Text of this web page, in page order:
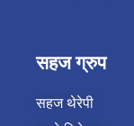
सहज ग्रुप
सहज थेरेपी